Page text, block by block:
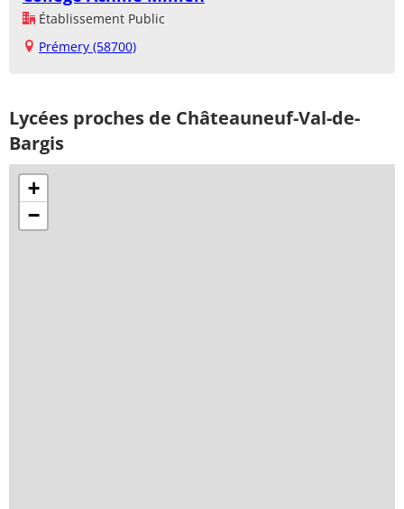
Établissement Public
Prémery (58700)
Lycées proches de Châteauneuf-Val-de-
Bargis
+
−